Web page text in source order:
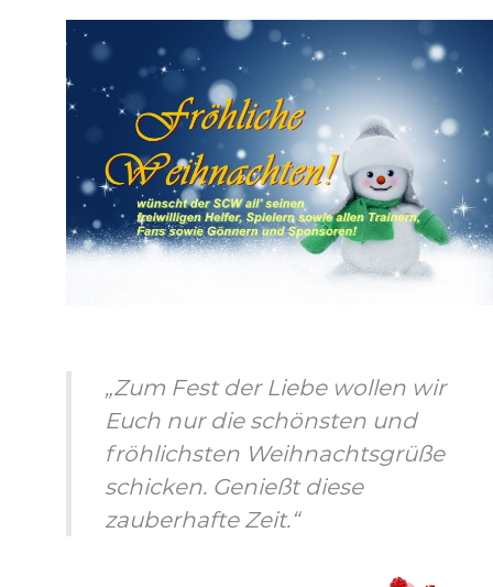
„Zum Fest der Liebe wollen wir
Euch nur die schönsten und
fröhlichsten Weihnachtsgrüße
schicken. Genießt diese
zauberhafte Zeit.“